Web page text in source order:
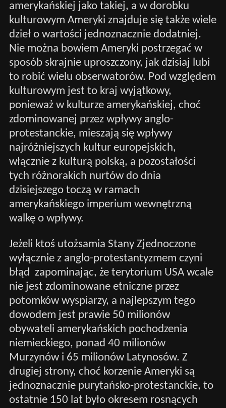
amerykańskiej jako takiej, a w dorobku
kulturowym Ameryki znajduje się także wiele
dzieł o wartości jednoznacznie dodatniej.
Nie można bowiem Ameryki postrzegać w
sposób skrajnie uproszczony, jak dzisiaj lubi
to robić wielu obserwatorów. Pod względem
kulturowym jest to kraj wyjątkowy,
ponieważ w kulturze amerykańskiej, choć
zdominowanej przez wpływy anglo-
protestanckie, mieszają się wpływy
najróżniejszych kultur europejskich,
włącznie z kulturą polską, a pozostałości
tych różnorakich nurtów do dnia
dzisiejszego toczą w ramach
amerykańskiego imperium wewnętrzną
walkę o wpływy.
Jeżeli ktoś utożsamia Stany Zjednoczone
wyłącznie z anglo-protestantyzmem czyni
błąd zapominając, że terytorium USA wcale
nie jest zdominowane etniczne przez
potomków wyspiarzy, a najlepszym tego
dowodem jest prawie 50 milionów
obywateli amerykańskich pochodzenia
niemieckiego, ponad 40 milionów
Murzynów i 65 milionów Latynosów. Z
drugiej strony, choć korzenie Ameryki są
jednoznacznie purytańsko-protestanckie, to
ostatnie 150 lat było okresem rosnących